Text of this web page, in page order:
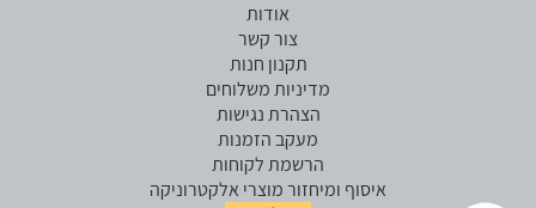
אודות
צור קשר
תקנון חנות
מדיניות משלוחים
הצהרת נגישות
מעקב הזמנות
הרשמת לקוחות
איסוף ומיחזור מוצרי אלקטרוניקה